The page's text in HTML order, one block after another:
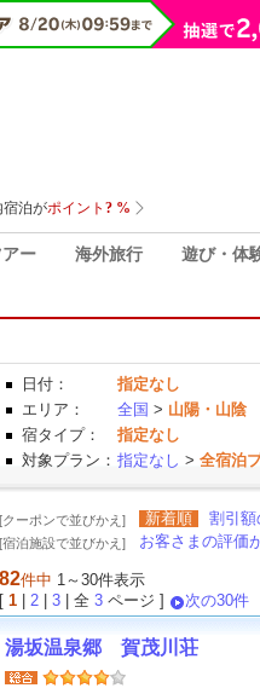
ー 海外旅行 遊び・体
日付：
指定なし
エリア：
全国 > 山陽・山陰
宿タイプ：
指定なし
対象プラン： 指定なし > 全宿泊
[クーポンで並びかえ] 新着順 割引額
[宿泊施設で並びかえ] お客さまの評価
82件中 1～30件表示
[ 1 2 3 | 全 3 ページ ] 次の30件
湯坂温泉郷 賀茂川荘